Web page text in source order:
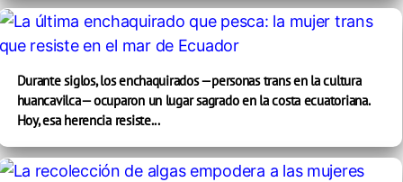
Durante siglos, los enchaquirados —personas trans en la cultura
huancavilca— ocuparon un lugar sagrado en la costa ecuatoriana.
Hoy, esa herencia resiste...